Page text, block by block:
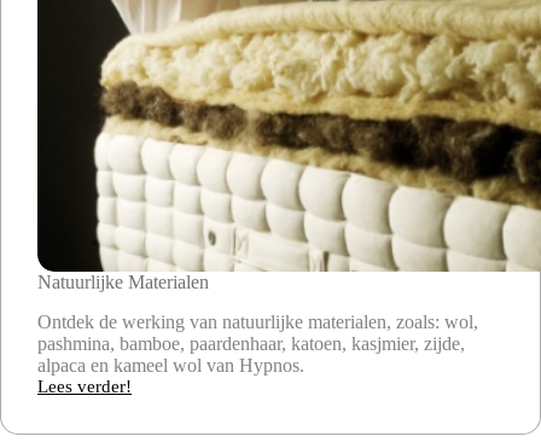
Natuurlijke Materialen
Ontdek de werking van natuurlijke materialen, zoals: wol,
pashmina, bamboe, paardenhaar, katoen, kasjmier, zijde,
alpaca en kameel wol van Hypnos.
Lees verder!
Natuurlijke